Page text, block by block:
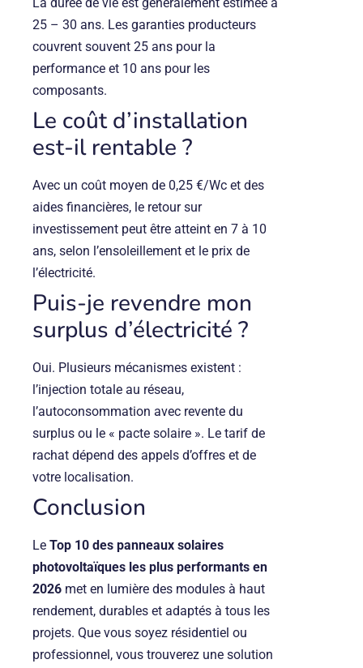
La durée de vie est généralement estimée à
25 – 30 ans. Les garanties producteurs
couvrent souvent 25 ans pour la
performance et 10 ans pour les
composants.
Le coût d’installation
est-il rentable ?
Avec un coût moyen de 0,25 €/Wc et des
aides financières, le retour sur
investissement peut être atteint en 7 à 10
ans, selon l’ensoleillement et le prix de
l’électricité.
Puis-je revendre mon
surplus d’électricité ?
Oui. Plusieurs mécanismes existent :
l’injection totale au réseau,
l’autoconsommation avec revente du
surplus ou le « pacte solaire ». Le tarif de
rachat dépend des appels d’offres et de
votre localisation.
Conclusion
Le Top 10 des panneaux solaires
photovoltaïques les plus performants en
2026 met en lumière des modules à haut
rendement, durables et adaptés à tous les
projets. Que vous soyez résidentiel ou
professionnel, vous trouverez une solution